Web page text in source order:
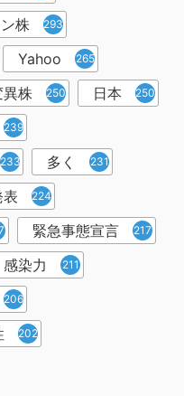
株 293
Yahoo 265
異株 250 日本 250
239
233 多く 231
表 224
緊急事態宣言 217
感染力 211
206
202